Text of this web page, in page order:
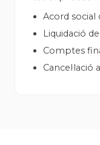
Acord social
Liquidació
Comptes